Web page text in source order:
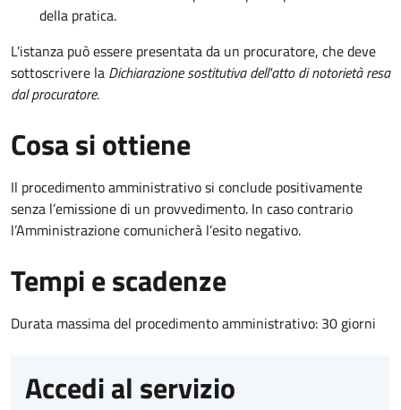
della pratica.
L'istanza può essere presentata da un procuratore, che deve
sottoscrivere la Dichiarazione sostitutiva dell'atto di notorietà resa
dal procuratore.
Cosa si ottiene
Il procedimento amministrativo si conclude positivamente
senza l’emissione di un provvedimento. In caso contrario
l’Amministrazione comunicherà l’esito negativo.
Tempi e scadenze
Durata massima del procedimento amministrativo: 30 giorni
Accedi al servizio